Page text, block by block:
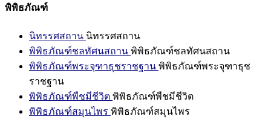
พิพิธภัณฑ์
นิทรรศสถาน นิทรรศสถาน
พิพิธภัณฑ์ชลทัศนสถาน พิพิธภัณฑ์ชลทัศนสถาน
พิพิธภัณฑ์พระจุฑาธุชราชฐาน พิพิธภัณฑ์พระจุฑาธุช
ราชฐาน
พิพิธภัณฑ์พืชมีชีวิต พิพิธภัณฑ์พืชมีชีวิต
พิพิธภัณฑ์สมุนไพร พิพิธภัณฑ์สมุนไพร